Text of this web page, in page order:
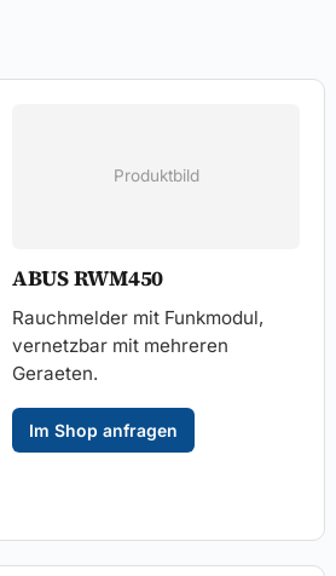
Produktbild
ABUS RWM450
Rauchmelder mit Funkmodul,
vernetzbar mit mehreren
Geraeten.
Im Shop anfragen